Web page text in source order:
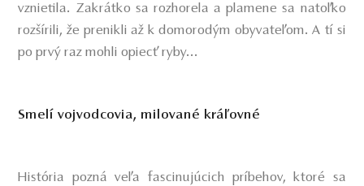
vznietila. Zakrátko sa rozhorela a plamene sa natoľko
rozšírili, že prenikli až k domorodým obyvateľom. A tí si
po prvý raz mohli opiecť ryby...
Smelí vojvodcovia, milované kráľovné
História pozná veľa fascinujúcich príbehov, ktoré sa